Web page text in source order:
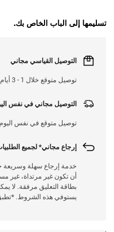
تسليمها إلى الباب الخاص بك.
التوصيل القياسي مجاني
توصيل متوقع خلال 1 - 3 أيام عم على 25 د.ك
التوصيل مجاني في نفس
توصيل متوقع في نفس اليوم على
إرجاع مجاني* لجميع
أن تكون غير مرتداة، غير
بطاقة التعليق مرفقة. لا
يستوفي هذه الشروط. *تطبق